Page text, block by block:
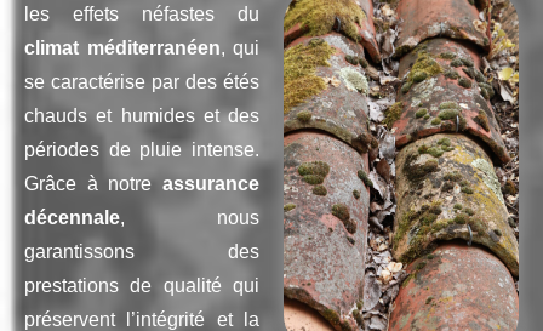
les effets néfastes du
climat méditerranéen, qui
se caractérise par des étés
chauds et humides et des
périodes de pluie intense.
Grâce à notre assurance
décennale, nous
garantissons des
prestations de qualité qui
préservent l’intégrité et la